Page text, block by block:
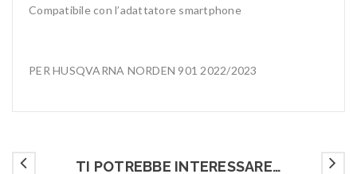
Compatibile con l’adattatore smartphone
PER HUSQVARNA NORDEN 901 2022/2023
TI POTREBBE INTERESSARE…